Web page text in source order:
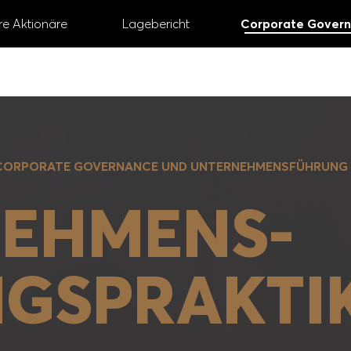
2024
# Vorstand und Aufsichtsrat # Digital #
# Aktie
Aktionäre Lagebericht Corporate
GOVERNANCE UND UNTERNEHMENS­FÜHRUNG